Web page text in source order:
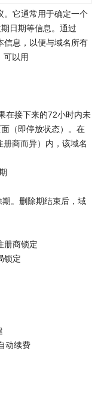
。它通常用于确定一个
日期等信息。通过
信息，以便与域名所有
可以用
在接下来的72小时内未
（即停放状态）。在
商而异）内，该域名
。删除期结束后，域
注册商锁定
锁定
动续费